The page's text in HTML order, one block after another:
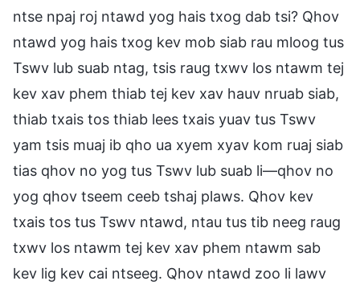
ntse npaj roj ntawd yog hais txog dab tsi? Qhov
ntawd yog hais txog kev mob siab rau mloog tus
Tswv lub suab ntag, tsis raug txwv los ntawm tej
kev xav phem thiab tej kev xav hauv nruab siab,
thiab txais tos thiab lees txais yuav tus Tswv
yam tsis muaj ib qho ua xyem xyav kom ruaj siab
tias qhov no yog tus Tswv lub suab li—qhov no
yog qhov tseem ceeb tshaj plaws. Qhov kev
txais tos tus Tswv ntawd, ntau tus tib neeg raug
txwv los ntawm tej kev xav phem ntawm sab
kev lig kev cai ntseeg. Qhov ntawd zoo li lawv